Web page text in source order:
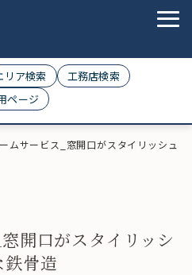
リア検索
工務店検索
ページ
ムサービス_窓開口がスタイリッシュ
開口がスタイリッシ
鉄骨造